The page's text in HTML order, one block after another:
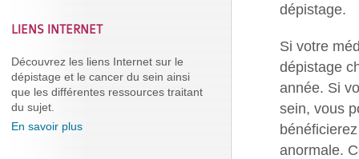
dépistage.
Si votre
dépistage
année. Si
sein, vous
anormale.
LIENS INTERNET
Découvrez les liens Internet sur le
dépistage et le cancer du sein ainsi
que les différentes ressources traitant
du sujet.
En savoir plus